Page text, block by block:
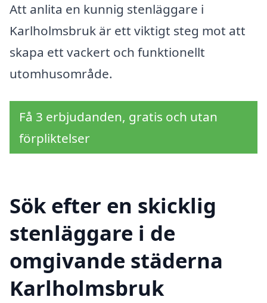
Att anlita en kunnig stenläggare i
Karlholmsbruk är ett viktigt steg mot att
skapa ett vackert och funktionellt
utomhusområde.
Få 3 erbjudanden, gratis och utan
förpliktelser
Sök efter en skicklig
stenläggare i de
omgivande städerna
Karlholmsbruk